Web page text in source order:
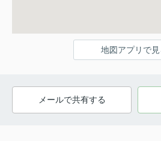
地図アプリで見
メールで共有する